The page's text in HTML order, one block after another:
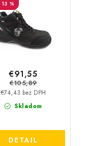
S3 ESD -
AB0003XT
13 %
Skladom
€74,43 bez DPH
€91,55
€105,89
DETAIL